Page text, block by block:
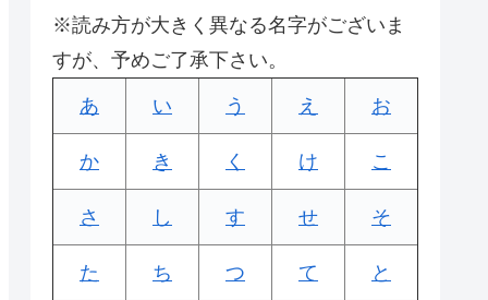
※読み方が大きく異なる名字がございま
すが、予めご了承下さい。
あ い う え お
か き く け こ
さ し す せ そ
た ち つ て と